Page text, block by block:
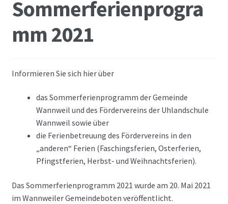
Sommerferienprogra
mm 2021
Informieren Sie sich hier über
das Sommerferienprogramm der Gemeinde
Wannweil und des Fördervereins der Uhlandschule
Wannweil sowie über
die Ferienbetreuung des Fördervereins in den
„anderen“ Ferien (Faschingsferien, Osterferien,
Pfingstferien, Herbst- und Weihnachtsferien).
Das Sommerferienprogramm 2021 wurde am 20. Mai 2021
im Wannweiler Gemeindeboten veröffentlicht.